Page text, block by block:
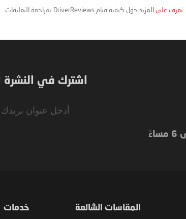
تعرف على المزيد حول كيفية قيام DriverReviews بمراجعة التعليقات.
اشترك في النشرة
المقاسات الشائعة خدمات